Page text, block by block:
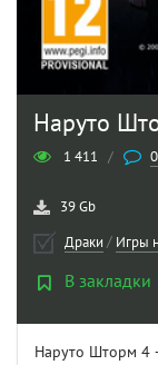
Наруто
1 411 / 0
39 Gb
Драки / Игры
В закладки
Наруто Шторм 4